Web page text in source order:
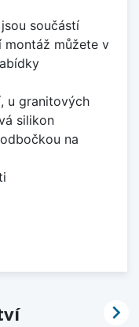
součástí
montáž můžete v
u granitových
silikon
na
